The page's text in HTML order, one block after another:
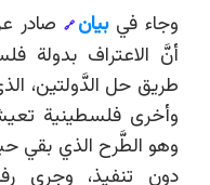
وجاء فيبيان 🔗 صادر
أنَّ الاعتراف بدولة
طريق حل الدَّولتين،
وأخرى فلسطينية
وهو الطَّرح الذي بقي
دون تنفيذ، وجرى